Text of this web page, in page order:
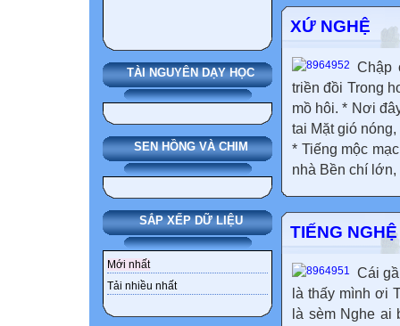
TÀI NGUYÊN DẠY HỌC
SEN HỒNG VÀ CHIM
SẮP XẾP DỮ LIỆU
Mới nhất
Tải nhiều nhất
XỨ NGHỆ
Chập
triền đồi Trong
mồ hôi. * Nơi
tai Mặt gió
* Tiếng mộc
nhà Bền chí lớn,
TIẾNG NGHỆ
Cái
là thấy mình ơi
là sèm Nghe ai